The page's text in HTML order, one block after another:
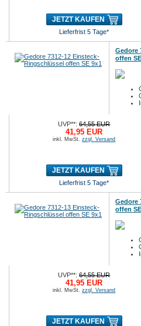
JETZT KAUFEN
Lieferfrist 5 Tage*
Gedore
offen
UVP**:64,55 EUR
41,95 EUR
inkl. MwSt.zzgl. Versand
JETZT KAUFEN
Lieferfrist 5 Tage*
Gedore
offen
UVP**:64,55 EUR
41,95 EUR
inkl. MwSt.zzgl. Versand
JETZT KAUFEN